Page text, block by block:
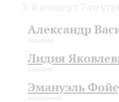
Александр
дирижер
Лидия
сопрано
Эмануэль
виолончель